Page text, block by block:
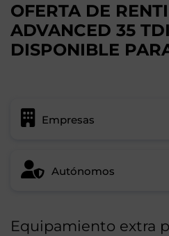
OFERTA DE
ADVANCED 35
DISPONIBLE
Empresas
Autónomos
Equipamiento extra